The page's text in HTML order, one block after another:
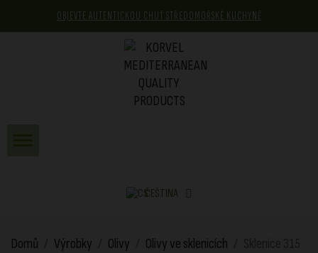
OBJEVTE AUTENTICKOU CHUŤ STŘEDOMOŘSKÉ KUCHYNĚ
ČEŠTINA
Domů Výrobky Olivy Olivy ve sklenicích